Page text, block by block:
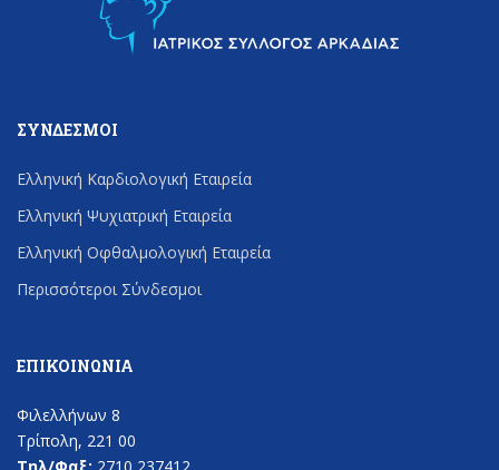
ΣΎΝΔΕΣΜΟΙ
Ελληνική Καρδιολογική Εταιρεία
Ελληνική Ψυχιατρική Εταιρεία
Ελληνική Οφθαλμολογική Εταιρεία
Περισσότεροι Σύνδεσμοι
ΕΠΙΚΟΙΝΩΝΊΑ
Φιλελλήνων 8
Τρίπολη, 221 00